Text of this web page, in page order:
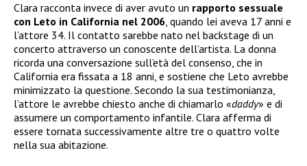
Clara racconta invece di aver avuto un rapporto sessuale
con Leto in California nel 2006, quando lei aveva 17 anni e
l’attore 34. Il contatto sarebbe nato nel backstage di un
concerto attraverso un conoscente dell’artista. La donna
ricorda una conversazione sull’età del consenso, che in
California era fissata a 18 anni, e sostiene che Leto avrebbe
minimizzato la questione. Secondo la sua testimonianza,
l’attore le avrebbe chiesto anche di chiamarlo «daddy» e di
assumere un comportamento infantile. Clara afferma di
essere tornata successivamente altre tre o quattro volte
nella sua abitazione.